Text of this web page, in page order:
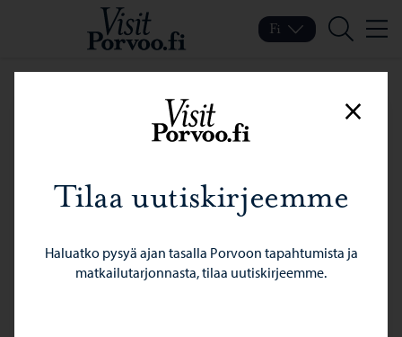
Visit Porvoo – Siirry
Vaihda kieltä
Nykyinen kieli: Suomi
Fi
Hae
Sulje
Tilaa uutiskirjeemme
Haluatko pysyä ajan tasalla Porvoon tapahtumista ja
matkailutarjonnasta, tilaa uutiskirjeemme.